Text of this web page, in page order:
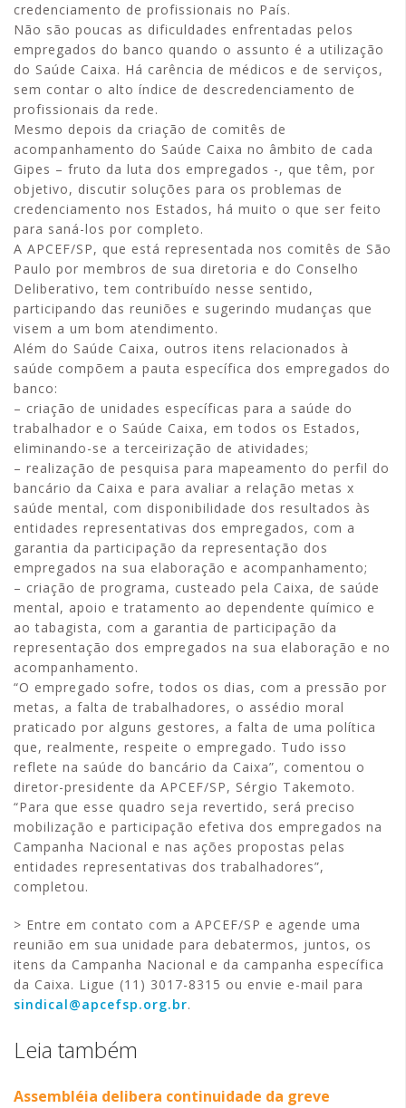
credenciamento de profissionais no País.
Não são poucas as dificuldades enfrentadas pelos
empregados do banco quando o assunto é a utilização
do Saúde Caixa. Há carência de médicos e de serviços,
sem contar o alto índice de descredenciamento de
profissionais da rede.
Mesmo depois da criação de comitês de
acompanhamento do Saúde Caixa no âmbito de cada
Gipes – fruto da luta dos empregados -, que têm, por
objetivo, discutir soluções para os problemas de
credenciamento nos Estados, há muito o que ser feito
para saná-los por completo.
A APCEF/SP, que está representada nos comitês de São
Paulo por membros de sua diretoria e do Conselho
Deliberativo, tem contribuído nesse sentido,
participando das reuniões e sugerindo mudanças que
visem a um bom atendimento.
Além do Saúde Caixa, outros itens relacionados à
saúde compõem a pauta específica dos empregados do
banco:
– criação de unidades específicas para a saúde do
trabalhador e o Saúde Caixa, em todos os Estados,
eliminando-se a terceirização de atividades;
– realização de pesquisa para mapeamento do perfil do
bancário da Caixa e para avaliar a relação metas x
saúde mental, com disponibilidade dos resultados às
entidades representativas dos empregados, com a
garantia da participação da representação dos
empregados na sua elaboração e acompanhamento;
– criação de programa, custeado pela Caixa, de saúde
mental, apoio e tratamento ao dependente químico e
ao tabagista, com a garantia de participação da
representação dos empregados na sua elaboração e no
acompanhamento.
“O empregado sofre, todos os dias, com a pressão por
metas, a falta de trabalhadores, o assédio moral
praticado por alguns gestores, a falta de uma política
que, realmente, respeite o empregado. Tudo isso
reflete na saúde do bancário da Caixa”, comentou o
diretor-presidente da APCEF/SP, Sérgio Takemoto.
“Para que esse quadro seja revertido, será preciso
mobilização e participação efetiva dos empregados na
Campanha Nacional e nas ações propostas pelas
entidades representativas dos trabalhadores”,
completou.
> Entre em contato com a APCEF/SP e agende uma
reunião em sua unidade para debatermos, juntos, os
itens da Campanha Nacional e da campanha específica
da Caixa. Ligue (11) 3017-8315 ou envie e-mail para
sindical@apcefsp.org.br.
Leia também
Assembléia delibera continuidade da greve